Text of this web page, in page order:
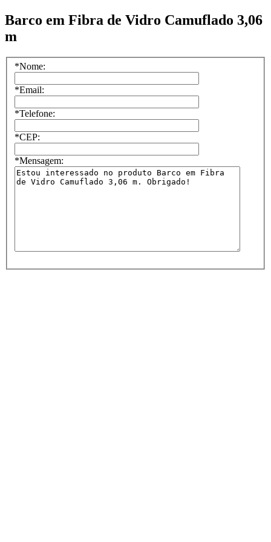
Barco em Fibra de Vidro Camuflado 3,06
m
*Nome:
*Email:
*Telefone:
*CEP:
*Mensagem: